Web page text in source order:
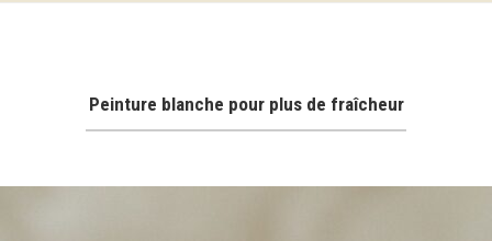
Peinture blanche pour plus de fraîcheur